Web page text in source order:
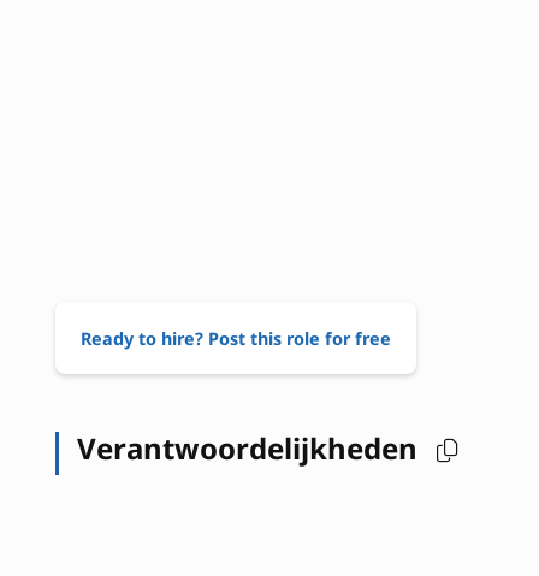
Ready to hire? Post this role for free
Verantwoordelijkheden